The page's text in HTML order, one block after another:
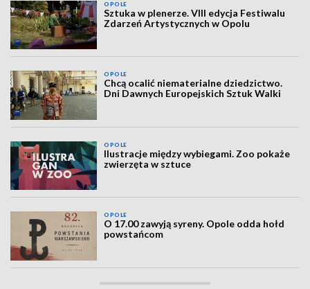
OPOLE
Sztuka w plenerze. VIII edycja Festiwalu
Zdarzeń Artystycznych w Opolu
OPOLE
Chcą ocalić niematerialne dziedzictwo.
Dni Dawnych Europejskich Sztuk Walki
OPOLE
Ilustracje między wybiegami. Zoo pokaże
zwierzęta w sztuce
OPOLE
O 17.00 zawyją syreny. Opole odda hołd
powstańcom